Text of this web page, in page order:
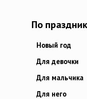
По
Новый год
Для девочки
Для мальчика
Для него